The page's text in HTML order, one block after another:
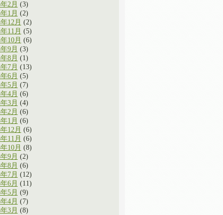
2月 (3)
1月 (2)
12月 (2)
11月 (5)
10月 (6)
9月 (3)
8月 (1)
7月 (13)
6月 (5)
5月 (7)
4月 (6)
3月 (4)
2月 (6)
1月 (6)
12月 (6)
11月 (6)
10月 (8)
9月 (2)
8月 (6)
7月 (12)
6月 (11)
5月 (9)
4月 (7)
3月 (8)